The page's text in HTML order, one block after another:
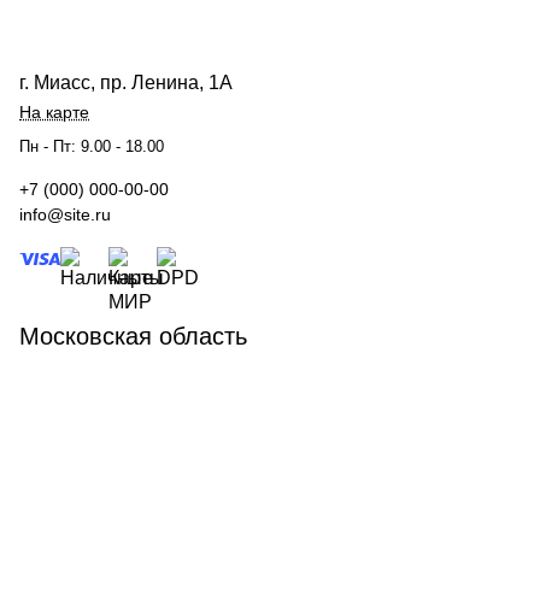
г. Миасс, пр. Ленина, 1А
На карте
Пн - Пт: 9.00 - 18.00
+7 (000) 000-00-00
info@site.ru
Московская область